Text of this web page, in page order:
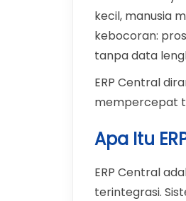
kecil, manusia
kebocoran:
tanpa data
ERP Central
mempercepat
Apa Itu
ERP Central
terintegrasi.